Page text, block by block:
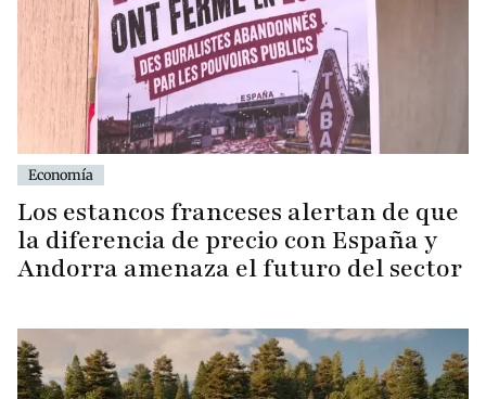
Economía
Los estancos franceses alertan de que
la diferencia de precio con España y
Andorra amenaza el futuro del sector